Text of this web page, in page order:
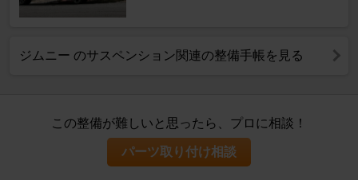
ジムニー のサスペンション関連の整備手帳を見る
この整備が難しいと思ったら、プロに相談！
パーツ取り付け相談